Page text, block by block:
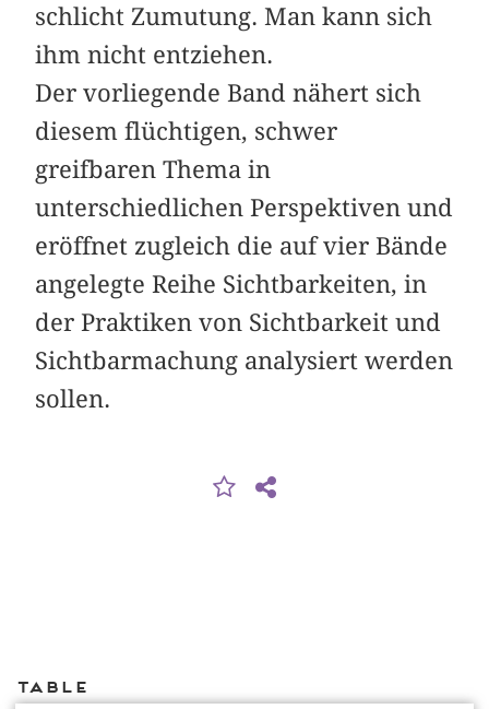
schlicht Zumutung. Man kann sich
ihm nicht entziehen.
Der vorliegende Band nähert sich
diesem flüchtigen, schwer
greifbaren Thema in
unterschiedlichen Perspektiven und
eröffnet zugleich die auf vier Bände
angelegte Reihe Sichtbarkeiten, in
der Praktiken von Sichtbarkeit und
Sichtbarmachung analysiert werden
sollen.
Table